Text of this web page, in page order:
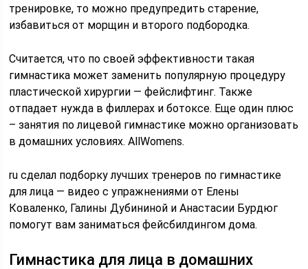
тренировке, то можно предупредить старение,
избавиться от морщин и второго подбородка.
Считается, что по своей эффективности такая
гимнастика может заменить популярную процедуру
пластической хирургии — фейслифтинг. Также
отпадает нужда в филлерах и ботоксе. Еще один плюс
– занятия по лицевой гимнастике можно организовать
в домашних условиях. AllWomens.
ru сделал подборку лучших тренеров по гимнастике
для лица — видео с упражнениями от Елены
Коваленко, Галины Дубининой и Анастасии Бурдюг
помогут вам заниматься фейсбилдингом дома.
Гимнастика для лица в домашних